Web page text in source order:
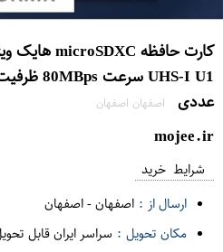
عددی
اصفهان اصفهان
mojee.ir
شرایط خرید
ارسال از : اصفهان-اصفهان
مکان تحویل : سراسر ایران قابل